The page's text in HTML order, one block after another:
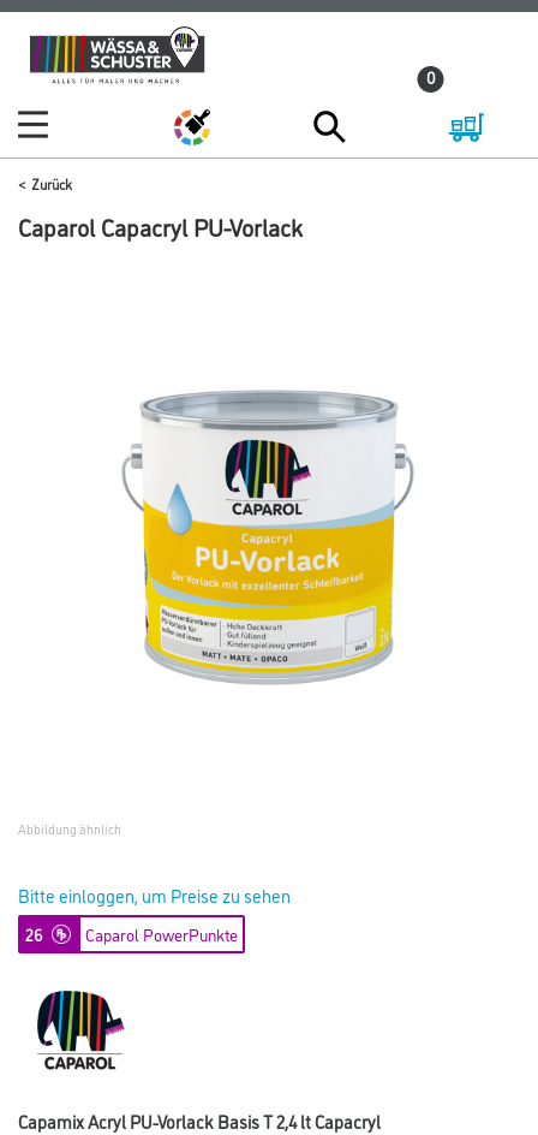
Zum
Inhalt
Zum
Navigationsmenü
0
Zurück
Caparol Capacryl PU-Vorlack
Abbildung ähnlich
Bitte einloggen, um Preise zu sehen
26 Caparol PowerPunkte
Capamix Acryl PU-Vorlack Basis T 2,4 lt Capacryl